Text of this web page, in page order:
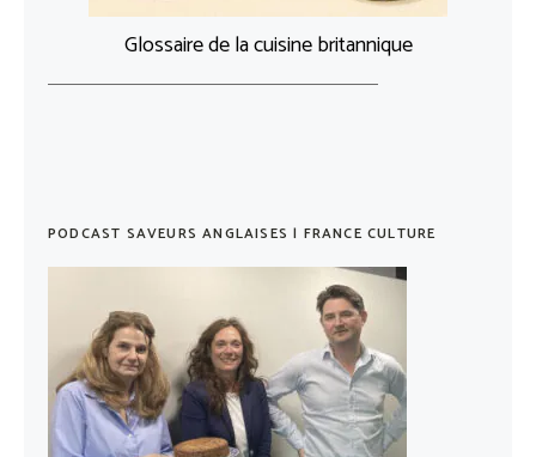
Glossaire de la cuisine britannique
PODCAST SAVEURS ANGLAISES | FRANCE CULTURE